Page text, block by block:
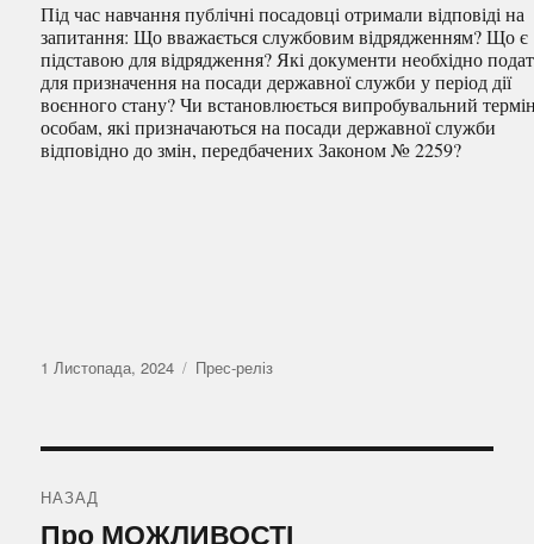
Під час навчання публічні посадовці отримали відповіді на
запитання: Що вважається службовим відрядженням? Що є
підставою для відрядження? Які документи необхідно
для призначення на посади державної служби у період дії
воєнного стану? Чи встановлюється випробувальний
особам, які призначаються на посади державної служби
відповідно до змін, передбачених Законом № 2259?
Оприлюднено
1 Листопада, 2024 Категорії
Прес-реліз
записів
НАЗАД
Попередній
Про МОЖЛИВОСТІ